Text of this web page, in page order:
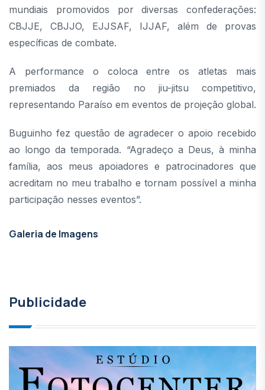
mundiais promovidos por diversas confederações:
CBJJE, CBJJO, EJJSAF, IJJAF, além de provas
específicas de combate.
A performance o coloca entre os atletas mais
premiados da região no jiu-jitsu competitivo,
representando Paraíso em eventos de projeção global.
Buguinho fez questão de agradecer o apoio recebido
ao longo da temporada. “Agradeço a Deus, à minha
família, aos meus apoiadores e patrocinadores que
acreditam no meu trabalho e tornam possível a minha
participação nesses eventos”.
Galeria de Imagens
Publicidade